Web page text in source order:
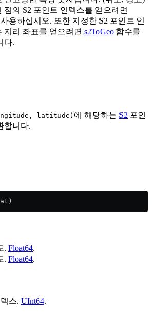
점의 S2 포인트 인덱스를 얻으려면
용하십시오. 또한 지정한 S2 포인트 인
지리 좌표를 얻으려면 s2ToGeo 함수를
다.
latitude) 에 해당하는 S2 포인
합니다.
. Float64.
. Float64.
스. UInt64.